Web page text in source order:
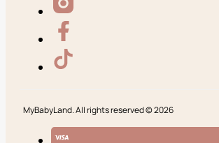
MyBabyLand. All rights reserved © 2026